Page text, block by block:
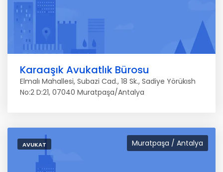
Karaaşık Avukatlık Bürosu
Elmalı Mahallesi, Subazi Cad., 18 Sk., Sadiye Yörükısh
No:2 D:21, 07040 Muratpaşa/Antalya
Muratpaşa / Antalya
AVUKAT